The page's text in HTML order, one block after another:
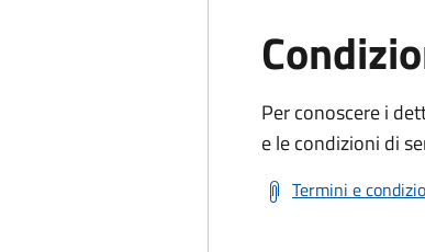
Per conoscere i
e le condizioni di
Termini e